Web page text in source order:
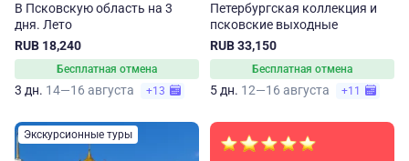
В Псковскую область на 3
дня. Лето
RUB 18,240
Бесплатная отмена
3 дн. 14—16 августа +13
Петербургская коллекция и
псковские выходные
RUB 33,150
Бесплатная отмена
5 дн. 12—16 августа +11
Экскурсионные туры